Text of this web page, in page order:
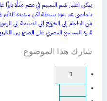
يمكن اعتبار شم النسيم في مصر مثالًا بارزًا
بالماضي عبر رموز بسيطة لكن شديدة
من الطعام إلى الخروج إلى الطبيعة إلى
قدرة المجتمع المصري علىالمزج بين
شارك هذا الموضوع